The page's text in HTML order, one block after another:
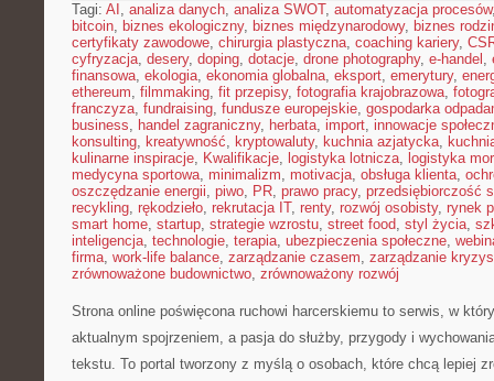
Tagi: AI , analiza danych, analiza SWOT, automatyzacja procesów
bitcoin, biznes ekologiczny, biznes międzynarodowy, biznes
certyfikaty zawodowe, chirurgia plastyczna, coaching kariery,
cyfryzacja, desery, doping, dotacje, drone photography, e-handel ,
finansowa, ekologia, ekonomia globalna, eksport, emerytury,
ethereum, filmmaking, fit przepisy, fotografia krajobrazowa,
franczyza, fundraising, fundusze europejskie, gospodarka
business, handel zagraniczny, herbata, import, innowacje
konsulting, kreatywność, kryptowaluty, kuchnia azjatycka,
kulinarne inspiracje, Kwalifikacje, logistyka lotnicza, logistyka
medycyna sportowa, minimalizm, motivacja, obsługa klienta,
oszczędzanie energii, piwo, PR, prawo pracy, przedsiębiorczość
recykling, rękodzieło, rekrutacja IT, renty, rozwój osobisty, rynek
smart home, startup, strategie wzrostu, street food, styl życia,
inteligencja, technologie, terapia, ubezpieczenia społeczne,
firma, work-life balance, zarządzanie czasem, zarządzanie
zrównoważone budownictwo, zrównoważony rozwój
Strona online poświęcona ruchowi harcerskiemu to serwis, w
aktualnym spojrzeniem, a pasja do służby, przygody i
tekstu. To portal tworzony z myślą o osobach, które chcą lepiej